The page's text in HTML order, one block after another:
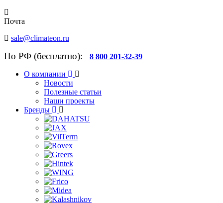
Почта
sale@climateon.ru
По РФ (бесплатно): 8 800 201-32-39
О компании
Новости
Полезные статьи
Наши проекты
Бренды